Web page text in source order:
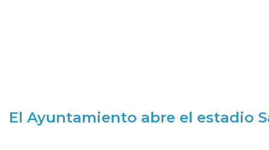
El Ayuntamiento abre el estadio